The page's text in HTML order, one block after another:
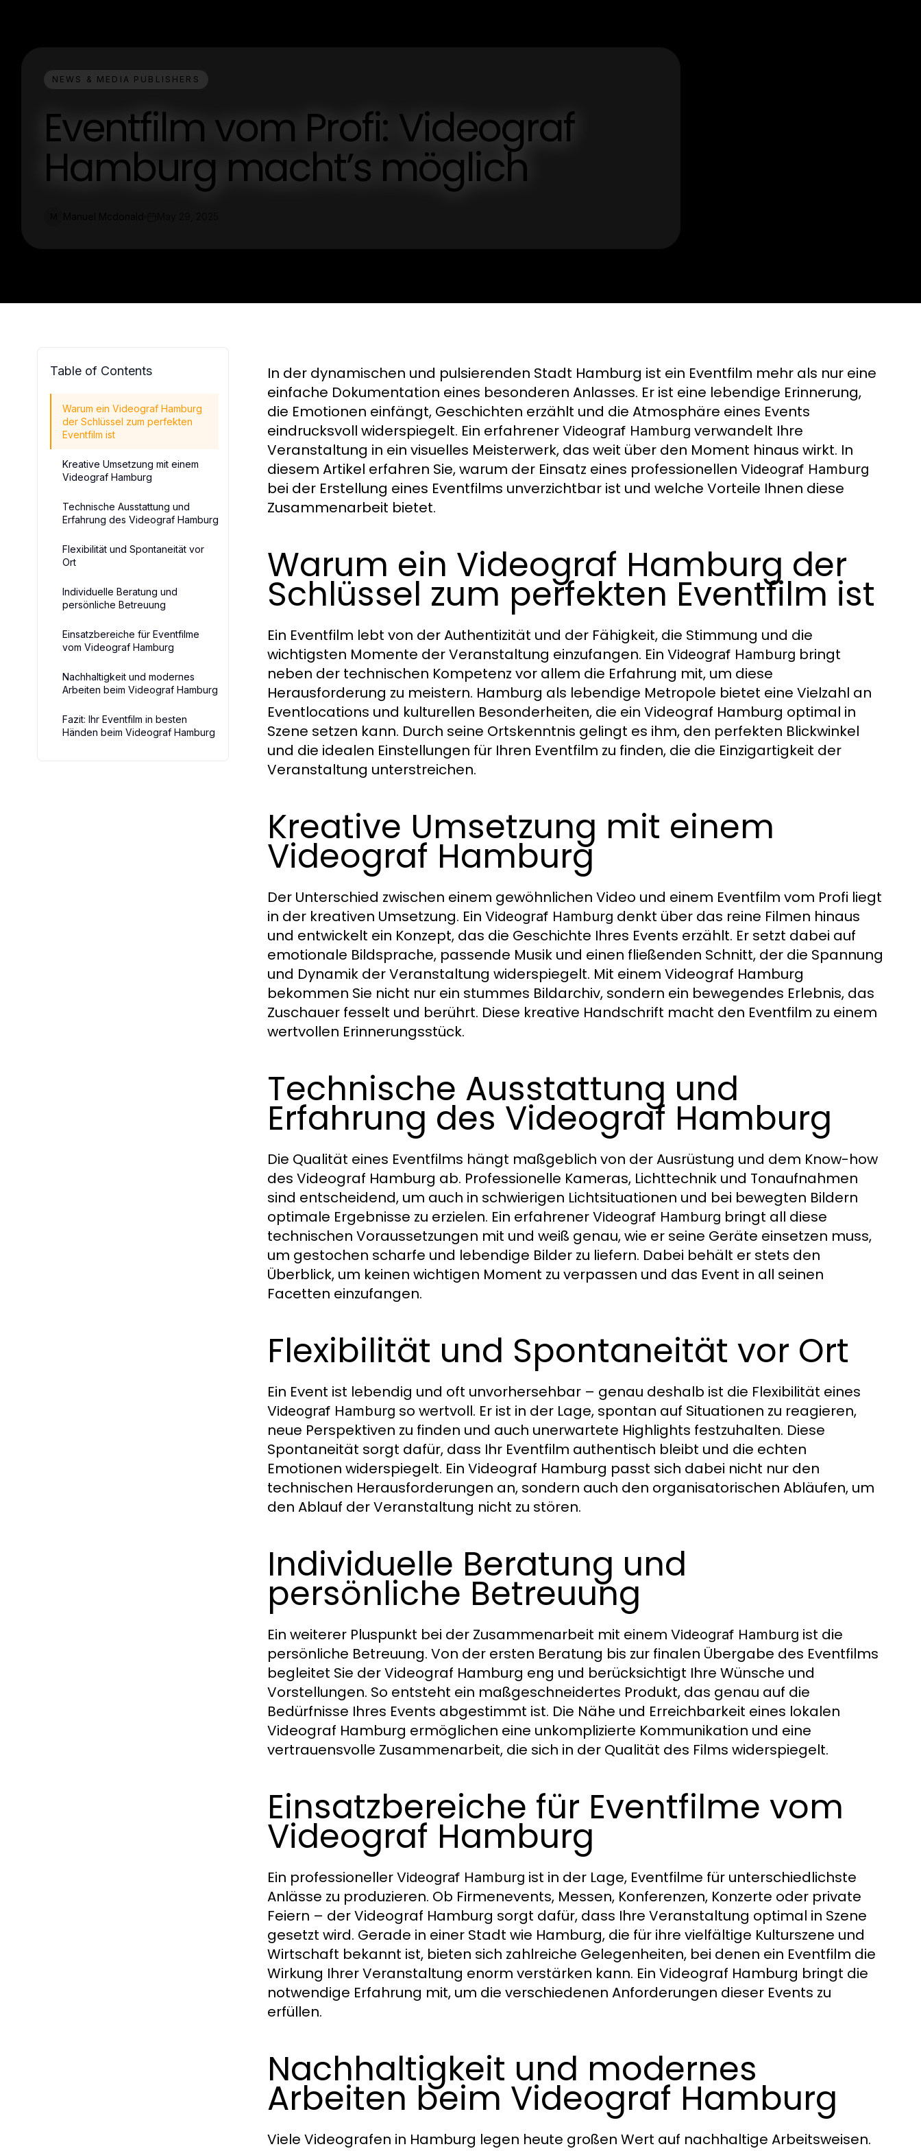
NEWS & MEDIA PUBLISHERS
Eventfilm vom Profi: Videograf
Hamburg macht’s möglich
Table of Contents
Warum ein Videograf Hamburg
der Schlüssel zum perfekten
Eventfilm ist
Kreative Umsetzung mit einem
Videograf Hamburg
Technische Ausstattung und
Erfahrung des Videograf Hamburg
Flexibilität und Spontaneität vor
Ort
Individuelle Beratung und
persönliche Betreuung
Einsatzbereiche für Eventfilme
vom Videograf Hamburg
Nachhaltigkeit und modernes
Arbeiten beim Videograf Hamburg
Fazit: Ihr Eventfilm in besten
Händen beim Videograf Hamburg
In der dynamischen und pulsierenden Stadt Hamburg ist ein Eventfilm mehr als nur eine
einfache Dokumentation eines besonderen Anlasses. Er ist eine lebendige Erinnerung,
die Emotionen einfängt, Geschichten erzählt und die Atmosphäre eines Events
eindrucksvoll widerspiegelt. Ein erfahrener Videograf Hamburg verwandelt Ihre
Veranstaltung in ein visuelles Meisterwerk, das weit über den Moment hinaus wirkt. In
diesem Artikel erfahren Sie, warum der Einsatz eines professionellen Videograf Hamburg
bei der Erstellung eines Eventfilms unverzichtbar ist und welche Vorteile Ihnen diese
Zusammenarbeit bietet.
Warum ein Videograf Hamburg der
Schlüssel zum perfekten Eventfilm ist
Ein Eventfilm lebt von der Authentizität und der Fähigkeit, die Stimmung und die
wichtigsten Momente der Veranstaltung einzufangen. Ein Videograf Hamburg bringt
neben der technischen Kompetenz vor allem die Erfahrung mit, um diese
Herausforderung zu meistern. Hamburg als lebendige Metropole bietet eine Vielzahl an
Eventlocations und kulturellen Besonderheiten, die ein Videograf Hamburg optimal in
Szene setzen kann. Durch seine Ortskenntnis gelingt es ihm, den perfekten Blickwinkel
und die idealen Einstellungen für Ihren Eventfilm zu finden, die die Einzigartigkeit der
Veranstaltung unterstreichen.
Kreative Umsetzung mit einem
Videograf Hamburg
Der Unterschied zwischen einem gewöhnlichen Video und einem Eventfilm vom Profi liegt
in der kreativen Umsetzung. Ein Videograf Hamburg denkt über das reine Filmen hinaus
und entwickelt ein Konzept, das die Geschichte Ihres Events erzählt. Er setzt dabei auf
emotionale Bildsprache, passende Musik und einen fließenden Schnitt, der die Spannung
und Dynamik der Veranstaltung widerspiegelt. Mit einem Videograf Hamburg
bekommen Sie nicht nur ein stummes Bildarchiv, sondern ein bewegendes Erlebnis, das
Zuschauer fesselt und berührt. Diese kreative Handschrift macht den Eventfilm zu einem
wertvollen Erinnerungsstück.
Technische Ausstattung und
Erfahrung des Videograf Hamburg
Die Qualität eines Eventfilms hängt maßgeblich von der Ausrüstung und dem Know-how
des Videograf Hamburg ab. Professionelle Kameras, Lichttechnik und Tonaufnahmen
sind entscheidend, um auch in schwierigen Lichtsituationen und bei bewegten Bildern
optimale Ergebnisse zu erzielen. Ein erfahrener Videograf Hamburg bringt all diese
technischen Voraussetzungen mit und weiß genau, wie er seine Geräte einsetzen muss,
um gestochen scharfe und lebendige Bilder zu liefern. Dabei behält er stets den
Überblick, um keinen wichtigen Moment zu verpassen und das Event in all seinen
Facetten einzufangen.
Flexibilität und Spontaneität vor Ort
Ein Event ist lebendig und oft unvorhersehbar – genau deshalb ist die Flexibilität eines
Videograf Hamburg so wertvoll. Er ist in der Lage, spontan auf Situationen zu reagieren,
neue Perspektiven zu finden und auch unerwartete Highlights festzuhalten. Diese
Spontaneität sorgt dafür, dass Ihr Eventfilm authentisch bleibt und die echten
Emotionen widerspiegelt. Ein Videograf Hamburg passt sich dabei nicht nur den
technischen Herausforderungen an, sondern auch den organisatorischen Abläufen, um
den Ablauf der Veranstaltung nicht zu stören.
Individuelle Beratung und
persönliche Betreuung
Ein weiterer Pluspunkt bei der Zusammenarbeit mit einem Videograf Hamburg ist die
persönliche Betreuung. Von der ersten Beratung bis zur finalen Übergabe des Eventfilms
begleitet Sie der Videograf Hamburg eng und berücksichtigt Ihre Wünsche und
Vorstellungen. So entsteht ein maßgeschneidertes Produkt, das genau auf die
Bedürfnisse Ihres Events abgestimmt ist. Die Nähe und Erreichbarkeit eines lokalen
Videograf Hamburg ermöglichen eine unkomplizierte Kommunikation und eine
vertrauensvolle Zusammenarbeit, die sich in der Qualität des Films widerspiegelt.
Einsatzbereiche für Eventfilme vom
Videograf Hamburg
Ein professioneller Videograf Hamburg ist in der Lage, Eventfilme für unterschiedlichste
Anlässe zu produzieren. Ob Firmenevents, Messen, Konferenzen, Konzerte oder private
Feiern – der Videograf Hamburg sorgt dafür, dass Ihre Veranstaltung optimal in Szene
gesetzt wird. Gerade in einer Stadt wie Hamburg, die für ihre vielfältige Kulturszene und
Wirtschaft bekannt ist, bieten sich zahlreiche Gelegenheiten, bei denen ein Eventfilm die
Wirkung Ihrer Veranstaltung enorm verstärken kann. Ein Videograf Hamburg bringt die
notwendige Erfahrung mit, um die verschiedenen Anforderungen dieser Events zu
erfüllen.
Nachhaltigkeit und modernes
Arbeiten beim Videograf Hamburg
Viele Videografen in Hamburg legen heute großen Wert auf nachhaltige Arbeitsweisen.